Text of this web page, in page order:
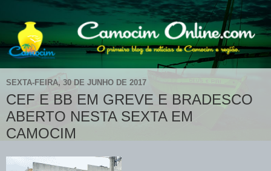
SEXTA-FEIRA, 30 DE JUNHO DE 2017
CEF E BB EM GREVE E BRADESCO
ABERTO NESTA SEXTA EM
CAMOCIM